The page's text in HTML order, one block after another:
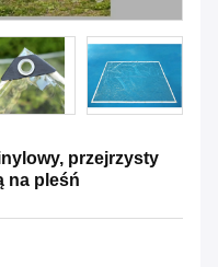
przejrzysty
na pleśń